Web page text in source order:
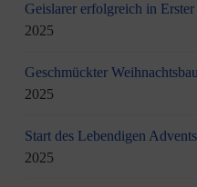
Geislarer erfolgreich in
2025
Geschmückter
2025
Start des Lebendigen
2025